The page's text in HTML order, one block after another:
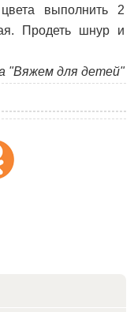
выполнить 2
Продеть шнур и
"Вяжем для детей"